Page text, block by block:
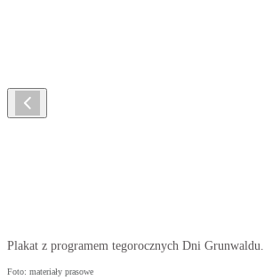
Plakat z programem tegorocznych Dni Grunwaldu.
Foto: materiały prasowe